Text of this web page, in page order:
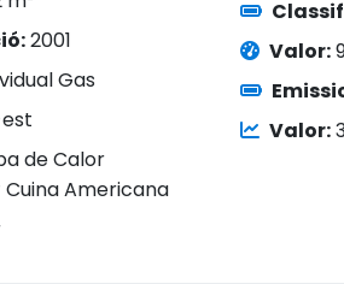
2001
Gas
de Calor
Americana
Valor:
Valor: